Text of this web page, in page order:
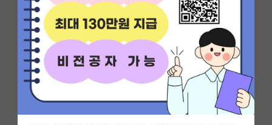
커뮤니티 홈
전체글보기
베스트 게시판
IF 명예의전당
자유 게시판(아무개랩)